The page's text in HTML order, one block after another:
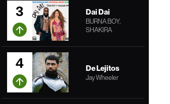
3 Dai Dai
BURNA BOY,
SHAKIRA
4 De Lejitos
Jay Wheeler